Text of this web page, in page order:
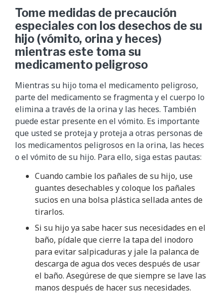
Tome medidas de precaución
especiales con los desechos de su
hijo (vómito, orina y heces)
mientras este toma su
medicamento peligroso
Mientras su hijo toma el medicamento peligroso,
parte del medicamento se fragmenta y el cuerpo lo
elimina a través de la orina y las heces. También
puede estar presente en el vómito. Es importante
que usted se proteja y proteja a otras personas de
los medicamentos peligrosos en la orina, las heces
o el vómito de su hijo. Para ello, siga estas pautas:
Cuando cambie los pañales de su hijo, use
guantes desechables y coloque los pañales
sucios en una bolsa plástica sellada antes de
tirarlos.
Si su hijo ya sabe hacer sus necesidades en el
baño, pídale que cierre la tapa del inodoro
para evitar salpicaduras y jale la palanca de
descarga de agua dos veces después de usar
el baño. Asegúrese de que siempre se lave las
manos después de hacer sus necesidades.